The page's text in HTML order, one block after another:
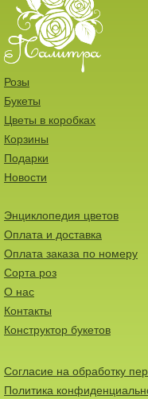
Розы
Букеты
Цветы в коробках
Корзины
Подарки
Новости
Энциклопедия цветов
Оплата и доставка
Оплата заказа по номеру
Сорта роз
О нас
Контакты
Конструктор букетов
Согласие на обработку
Политика